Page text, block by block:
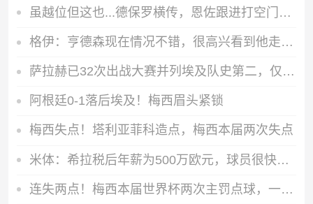
虽越位但这也...德保罗横传，恩佐跟进打空门直接偏出
格伊：亨德森现在情况不错，很高兴看到他走在迅速康复的路上
萨拉赫已32次出战大赛并列埃及队史第二，仅次于队友特雷泽盖
阿根廷0-1落后埃及！梅西眉头紧锁
梅西失点！塔利亚菲科造点，梅西本届两次失点
米体：希拉税后年薪为500万欧元，球员很快将抵达米兰接受体检
连失两点！梅西本届世界杯两次主罚点球，一次打偏一次被扑